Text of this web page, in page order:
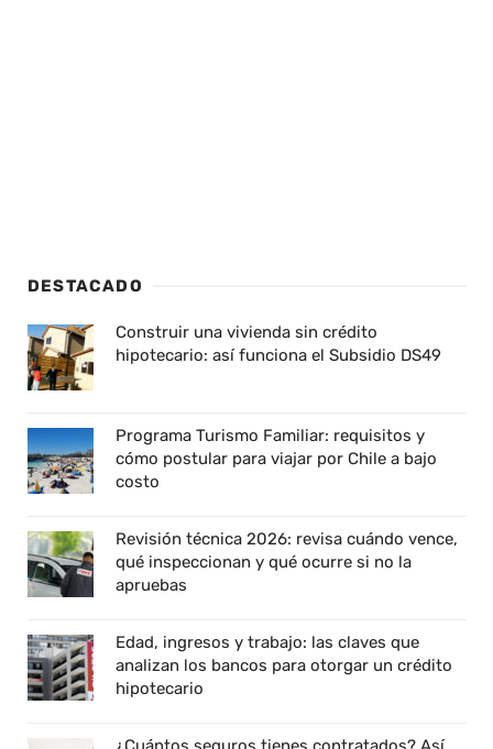
DESTACADO
Construir una vivienda sin crédito
hipotecario: así funciona el Subsidio DS49
Programa Turismo Familiar: requisitos y
cómo postular para viajar por Chile a bajo
costo
Revisión técnica 2026: revisa cuándo vence,
qué inspeccionan y qué ocurre si no la
apruebas
Edad, ingresos y trabajo: las claves que
analizan los bancos para otorgar un crédito
hipotecario